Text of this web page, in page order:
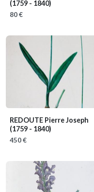
(1759 - 1840)
80 €
REDOUTE Pierre Joseph
(1759 - 1840)
450 €